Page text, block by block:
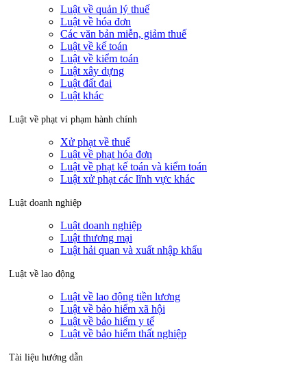
Luật về quản lý thuế
Luật về hóa đơn
Các văn bản miễn, giảm thuế
Luật về kế toán
Luật về kiểm toán
Luật xây dựng
Luật đất đai
Luật khác
Luật về phạt vi phạm hành chính
Xử phạt về thuế
Luật về phạt hóa đơn
Luật về phạt kế toán và kiểm toán
Luật xử phạt các lĩnh vực khác
Luật doanh nghiệp
Luật doanh nghiệp
Luật thương mại
Luật hải quan và xuất nhập khẩu
Luật về lao động
Luật về lao động tiền lương
Luật về bảo hiểm xã hội
Luật về bảo hiểm y tế
Luật về bảo hiểm thất nghiệp
Tài liệu hướng dẫn